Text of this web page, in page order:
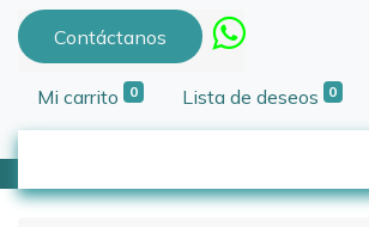
Contáctanos
Mi carrito 0 Lista de deseos 0